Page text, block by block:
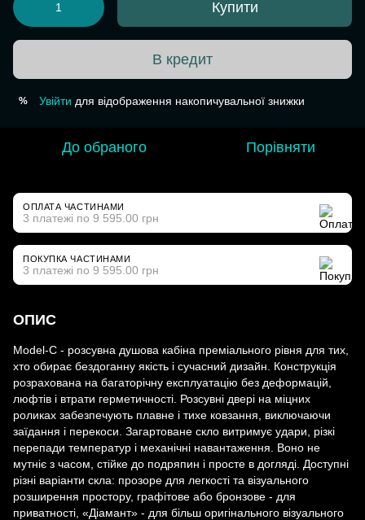
Купити
В кредит
% Увійти для відображення накопичувальної знижки
До обраного Порівняти
ОПЛАТА ЧАСТИНАМИ
3 платежі по 9 595.00 грн
ПОКУПКА ЧАСТИНАМИ
3 платежі по 9 595.00 грн
ОПИС
Model-C - розсувна душова кабіна преміального рівня для тих,
хто обирає бездоганну якість і сучасний дизайн. Конструкція
розрахована на багаторічну експлуатацію без деформацій,
люфтів і втрати герметичності. Розсувні двері на міцних
роликах забезпечують плавне і тихе ковзання, виключаючи
заїдання і перекоси. Загартоване скло витримує удари, різкі
перепади температур і механічні навантаження. Воно не
мутніє з часом, стійке до подряпин і просте в догляді. Доступні
різні варіанти скла: прозоре для легкості та візуального
розширення простору, графітове або бронзове - для
приватності, «Діамант» - для більш оригінального візуального